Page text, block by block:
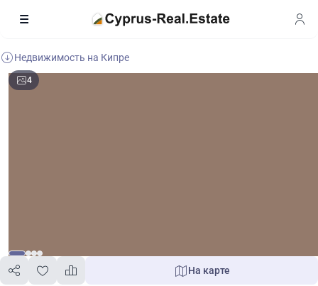
Недвижимость на Кипре
4
На карте